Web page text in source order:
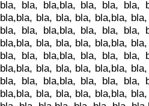
bla, bla, bla,bla, bla, bla, bla,
bla,bla, bla, bla, bla, bla,bla,
bla, bla, bla,bla, bla, bla, bla,
bla,bla, bla, bla, bla, bla,bla,
bla, bla, bla,bla, bla, bla, bla,
bla,bla, bla, bla, bla, bla,bla,
bla, bla, bla,bla, bla, bla, bla,
bla,bla, bla, bla, bla, bla,bla,